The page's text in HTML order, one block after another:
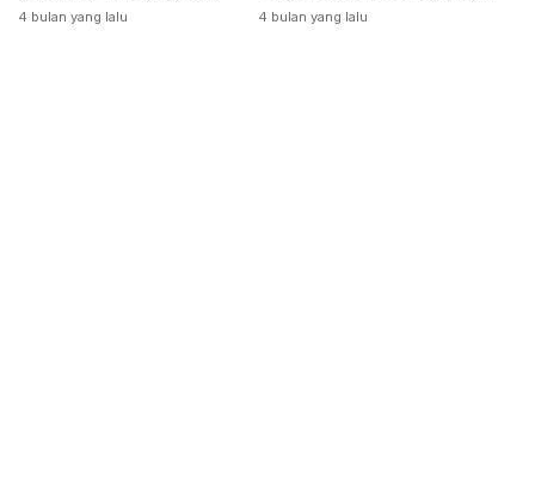
4 bulan yang lalu
Dikeluarkan
4 bulan yang lalu